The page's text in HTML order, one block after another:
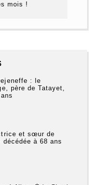
mois !
: le
père de Tatayet,
et sœur de
à 68 ans